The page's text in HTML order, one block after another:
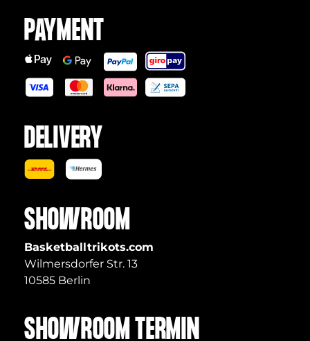
PAYMENT
DELIVERY
SHOWROOM
Basketballtrikots.com
Wilmersdorfer Str. 13
10585 Berlin
SHOWROOM TERMIN